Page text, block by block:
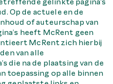
Op de actuele en de
of auteurschap van
heeft McRent geen
McRent zich hierbij
van alle
die na de plaatsing van de
toepassing op alle binnen